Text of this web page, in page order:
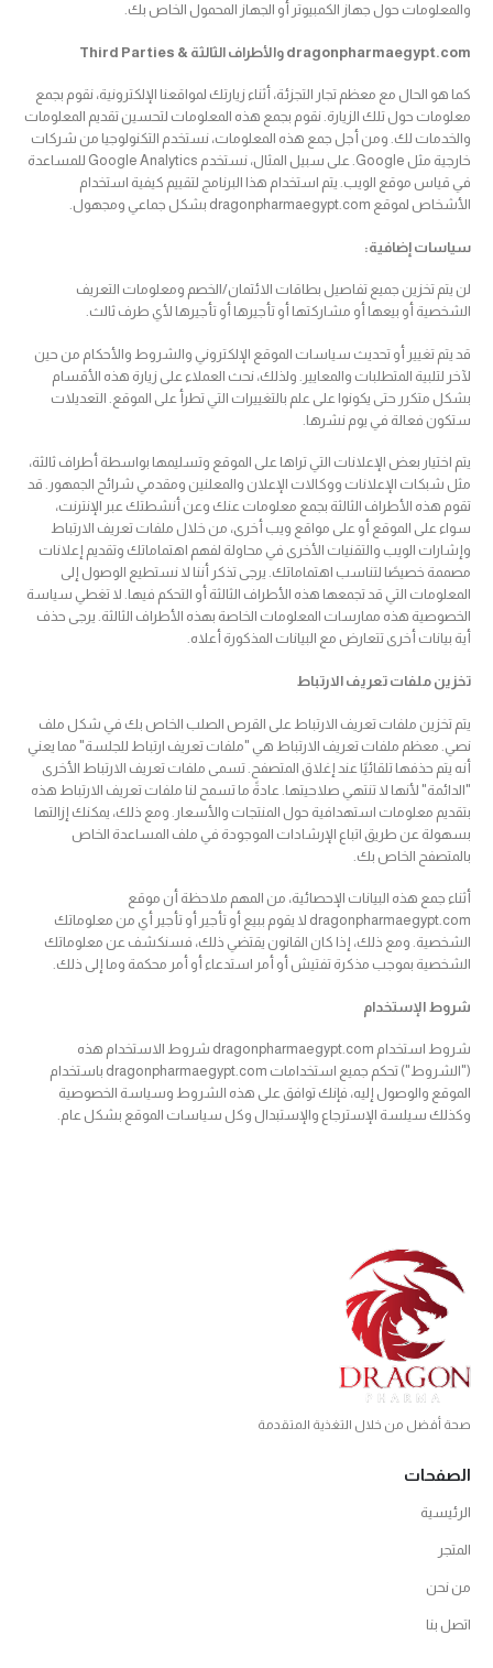
والمعلومات حول جهاز الكمبيوتر أو الجهاز المحمول الخاص بك.
dragonpharmaegypt.com والأطراف الثالثة & Third Parties
كما هو الحال مع معظم تجار التجزئة، أثناء زيارتك لمواقعنا الإلكترونية، نقوم بجمع
معلومات حول تلك الزيارة. نقوم بجمع هذه المعلومات لتحسين تقديم المعلومات
والخدمات لك. ومن أجل جمع هذه المعلومات، نستخدم التكنولوجيا من شركات
خارجية مثل Google. على سبيل المثال، نستخدم Google Analytics للمساعدة
في قياس موقع الويب. يتم استخدام هذا البرنامج لتقييم كيفية استخدام
الأشخاص لموقع dragonpharmaegypt.com بشكل جماعي ومجهول.
سياسات إضافية:
لن يتم تخزين جميع تفاصيل بطاقات الائتمان/الخصم ومعلومات التعريف
الشخصية أو بيعها أو مشاركتها أو تأجيرها أو تأجيرها لأي طرف ثالث.
قد يتم تغيير أو تحديث سياسات الموقع الإلكتروني والشروط والأحكام من حين
لآخر لتلبية المتطلبات والمعايير. ولذلك، نحث العملاء على زيارة هذه الأقسام
بشكل متكرر حتى يكونوا على علم بالتغييرات التي تطرأ على الموقع. التعديلات
ستكون فعالة في يوم نشرها.
يتم اختيار بعض الإعلانات التي تراها على الموقع وتسليمها بواسطة أطراف ثالثة،
مثل شبكات الإعلانات ووكالات الإعلان والمعلنين ومقدمي شرائح الجمهور. قد
تقوم هذه الأطراف الثالثة بجمع معلومات عنك وعن أنشطتك عبر الإنترنت،
سواء على الموقع أو على مواقع ويب أخرى، من خلال ملفات تعريف الارتباط
وإشارات الويب والتقنيات الأخرى في محاولة لفهم اهتماماتك وتقديم إعلانات
مصممة خصيصًا لتناسب اهتماماتك. يرجى تذكر أننا لا نستطيع الوصول إلى
المعلومات التي قد تجمعها هذه الأطراف الثالثة أو التحكم فيها. لا تغطي سياسة
الخصوصية هذه ممارسات المعلومات الخاصة بهذه الأطراف الثالثة. يرجى حذف
أية بيانات أخرى تتعارض مع البيانات المذكورة أعلاه.
تخزين ملفات تعريف الارتباط
يتم تخزين ملفات تعريف الارتباط على القرص الصلب الخاص بك في شكل ملف
نصي. معظم ملفات تعريف الارتباط هي "ملفات تعريف ارتباط للجلسة" مما يعني
أنه يتم حذفها تلقائيًا عند إغلاق المتصفح. تسمى ملفات تعريف الارتباط الأخرى
"الدائمة" لأنها لا تنتهي صلاحيتها. عادةً ما تسمح لنا ملفات تعريف الارتباط هذه
بتقديم معلومات استهدافية حول المنتجات والأسعار. ومع ذلك، يمكنك إزالتها
بسهولة عن طريق اتباع الإرشادات الموجودة في ملف المساعدة الخاص
بالمتصفح الخاص بك.
أثناء جمع هذه البيانات الإحصائية، من المهم ملاحظة أن موقع
dragonpharmaegypt.com لا يقوم ببيع أو تأجير أو تأجير أي من معلوماتك
الشخصية. ومع ذلك، إذا كان القانون يقتضي ذلك، فسنكشف عن معلوماتك
الشخصية بموجب مذكرة تفتيش أو أمر استدعاء أو أمر محكمة وما إلى ذلك.
شروط الإستخدام
شروط استخدام dragonpharmaegypt.com شروط الاستخدام هذه
("الشروط") تحكم جميع استخدامات dragonpharmaegypt.com باستخدام
الموقع والوصول إليه، فإنك توافق على هذه الشروط وسياسة الخصوصية
وكذلك سيلسة الإسترجاع والإستبدال وكل سياسات الموقع بشكل عام.
صحة أفضل من خلال التغذية المتقدمة
الصفحات
الرئيسية
المتجر
من نحن
اتصل بنا